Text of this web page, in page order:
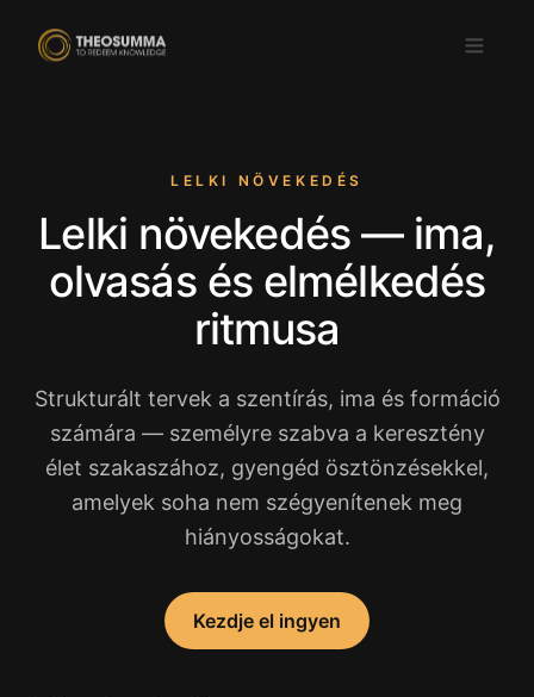
App Store-ból Google Play-en
HU
LELKI NÖVEKEDÉS
Lelki növekedés — ima,
olvasás és elmélkedés
ritmusa
Strukturált tervek a szentírás, ima és formáció
számára — személyre szabva a keresztény
élet szakaszához, gyengéd ösztönzésekkel,
amelyek soha nem szégyenítenek meg
hiányosságokat.
Kezdje el ingyen